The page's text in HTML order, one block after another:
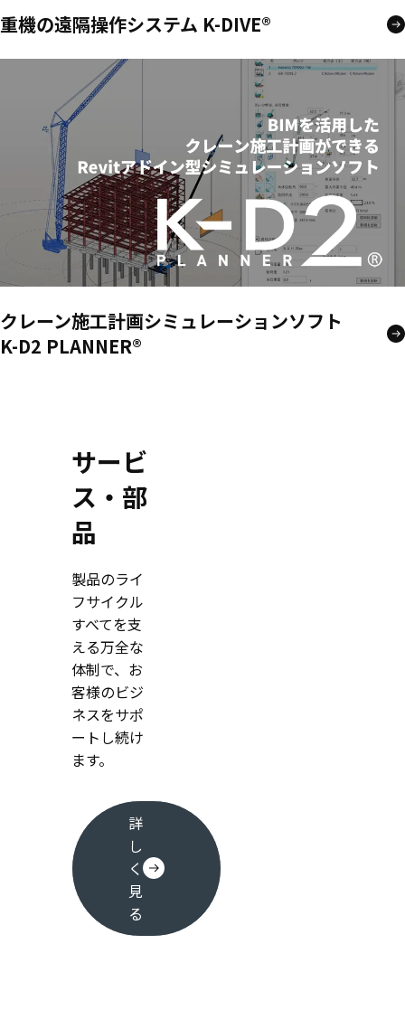
重機の遠隔操作システム K-DIVE®
クレーン施工計画シミュレーションソフト
K-D2 PLANNER®
サービ
ス・部
品
製品のライ
フサイクル
すべてを支
える万全な
体制で、お
客様のビジ
ネスをサポ
ートし続け
ます。
詳
し
く
見
る